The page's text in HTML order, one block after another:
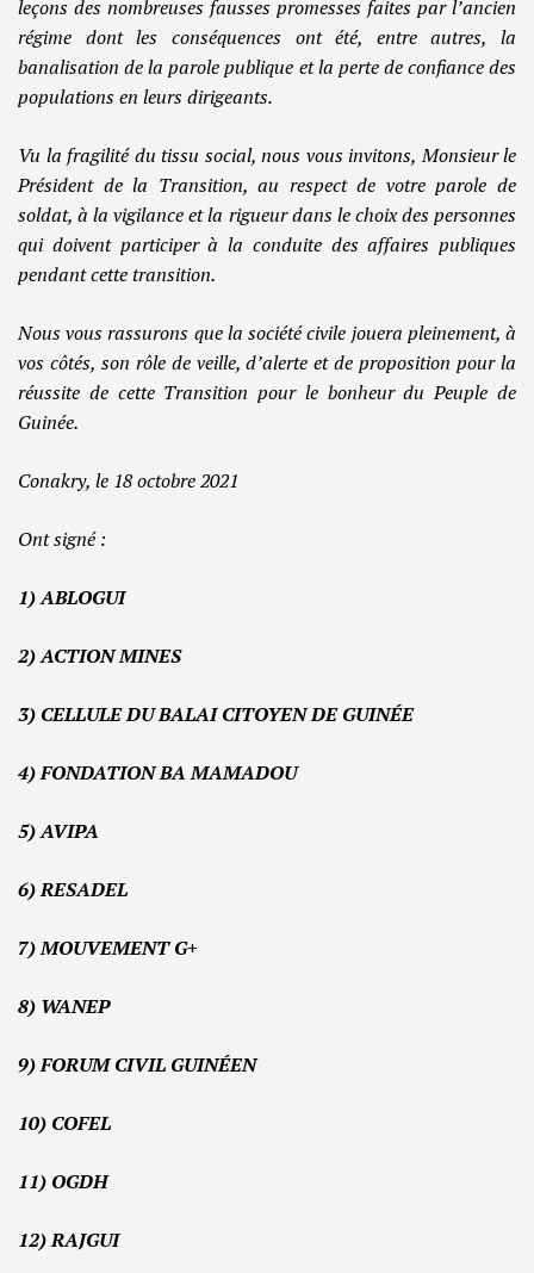
leçons des nombreuses fausses promesses faites par l’ancien
régime dont les conséquences ont été, entre autres, la
banalisation de la parole publique et la perte de confiance des
populations en leurs dirigeants.
Vu la fragilité du tissu social, nous vous invitons, Monsieur le
Président de la Transition, au respect de votre parole de
soldat, à la vigilance et la rigueur dans le choix des personnes
qui doivent participer à la conduite des affaires publiques
pendant cette transition.
Nous vous rassurons que la société civile jouera pleinement, à
vos côtés, son rôle de veille, d’alerte et de proposition pour la
réussite de cette Transition pour le bonheur du Peuple de
Guinée.
Conakry, le 18 octobre 2021
Ont signé :
1) ABLOGUI
2) ACTION MINES
3) CELLULE DU BALAI CITOYEN DE GUINÉE
4) FONDATION BA MAMADOU
5) AVIPA
6) RESADEL
7) MOUVEMENT G+
8) WANEP
9) FORUM CIVIL GUINÉEN
10) COFEL
11) OGDH
12) RAJGUI